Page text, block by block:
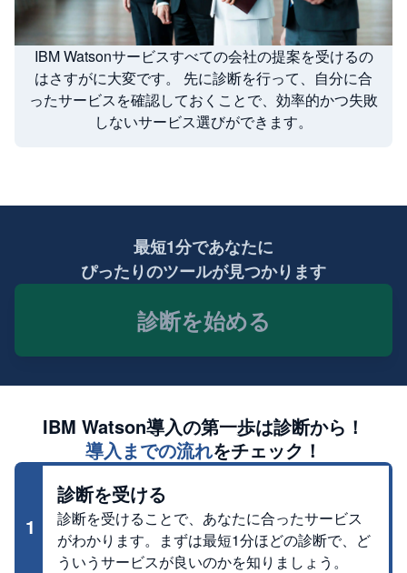
IBM Watsonサービスすべての会社の提案を受けるの
はさすがに大変です。 先に診断を行って、自分に合
ったサービスを確認しておくことで、効率的かつ失敗
しないサービス選びができます。
最短1分であなたに
ぴったりのツールが見つかります
診断を始める
IBM Watson導入の第一歩は診断から！
導入までの流れをチェック！
1
診断を受ける
診断を受けることで、あなたに合ったサービス
がわかります。まずは最短1分ほどの診断で、ど
ういうサービスが良いのかを知りましょう。